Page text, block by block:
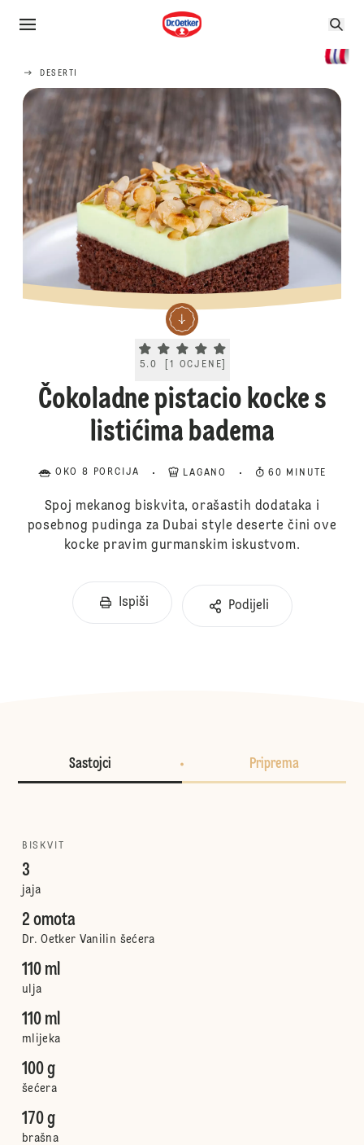
DESERTI
Current rating 5.0. Click to rate.
5.0 1 OCJENE
Čokoladne pistacio kocke s
listićima badema
OKO 8 PORCIJA LAGANO 60 MINUTE
Spoj mekanog biskvita, orašastih dodataka i
posebnog pudinga za Dubai style deserte čini ove
kocke pravim gurmanskim iskustvom.
Ispiši Podijeli
Sastojci Priprema
BISKVIT
3
jaja
2 omota
Dr. Oetker Vanilin šećera
110 ml
ulja
110 ml
mlijeka
100 g
šećera
170 g
brašna